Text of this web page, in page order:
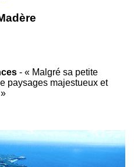
- « Malgré sa petite
paysages majestueux et